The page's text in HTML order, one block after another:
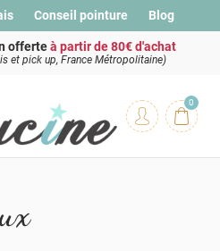
Conseil pointure Blog
offerteà partir de 80€ d'achat
et pick up, France Métropolitaine)
0